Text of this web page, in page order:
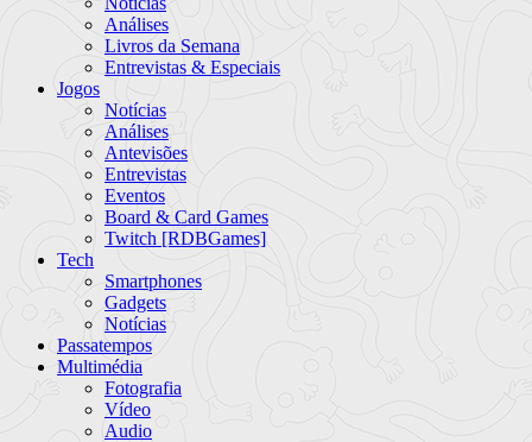
Análises
Livros da Semana
Entrevistas & Especiais
Jogos
Notícias
Análises
Antevisões
Entrevistas
Eventos
Board & Card Games
Twitch [RDBGames]
Tech
Smartphones
Gadgets
Notícias
Passatempos
Multimédia
Fotografia
Vídeo
Audio